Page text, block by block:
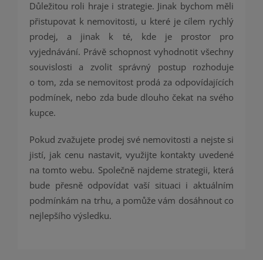
Důležitou roli hraje i strategie. Jinak bychom měli
přistupovat k nemovitosti, u které je cílem rychlý
prodej, a jinak k té, kde je prostor pro
vyjednávání. Právě schopnost vyhodnotit všechny
souvislosti a zvolit správný postup rozhoduje
o tom, zda se nemovitost prodá za odpovídajících
podmínek, nebo zda bude dlouho čekat na svého
kupce.
Pokud zvažujete prodej své nemovitosti a nejste si
jistí, jak cenu nastavit, využijte kontakty uvedené
na tomto webu. Společně najdeme strategii, která
bude přesně odpovídat vaší situaci i aktuálním
podmínkám na trhu, a pomůže vám dosáhnout co
nejlepšího výsledku.